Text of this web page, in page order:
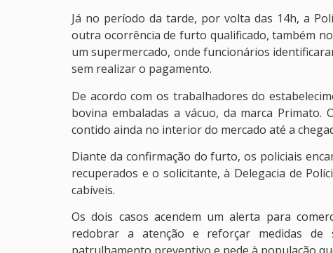
Já no período da tarde, por volta das 14h, a
outra ocorrência de furto qualificado, também
um supermercado, onde funcionários
sem realizar o pagamento.
De acordo com os trabalhadores do
bovina embaladas a vácuo, da marca
contido ainda no interior do mercado até a
Diante da confirmação do furto, os policiais
recuperados e o solicitante, à Delegacia de
cabíveis.
Os dois casos acendem um alerta para
redobrar a atenção e reforçar medidas de